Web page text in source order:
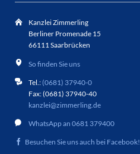
Kanzlei Zimmerling
Berliner Promenade 15
66111 Saarbrücken
So finden Sie uns
Tel.:(0681) 37940-0
Fax: (0681) 37940-40
kanzlei@zimmerling.de
WhatsApp an 0681 379400
Besuchen Sie uns auch bei Facebook!